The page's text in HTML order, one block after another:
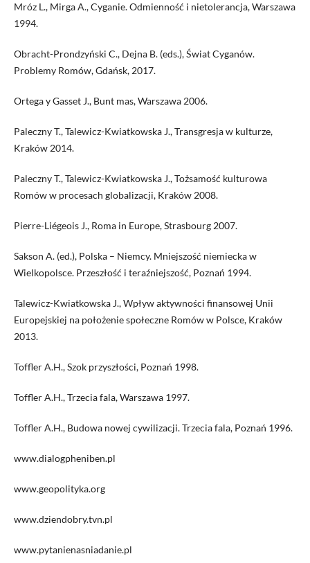
Mróz L., Mirga A., Cyganie. Odmienność i nietolerancja, Warszawa
1994.
Obracht-Prondzyński C., Dejna B. (eds.), Świat Cyganów.
Problemy Romów, Gdańsk, 2017.
Ortega y Gasset J., Bunt mas, Warszawa 2006.
Paleczny T., Talewicz-Kwiatkowska J., Transgresja w kulturze,
Kraków 2014.
Paleczny T., Talewicz-Kwiatkowska J., Tożsamość kulturowa
Romów w procesach globalizacji, Kraków 2008.
Pierre-Liégeois J., Roma in Europe, Strasbourg 2007.
Sakson A. (ed.), Polska – Niemcy. Mniejszość niemiecka w
Wielkopolsce. Przeszłość i teraźniejszość, Poznań 1994.
Talewicz-Kwiatkowska J., Wpływ aktywności finansowej Unii
Europejskiej na położenie społeczne Romów w Polsce, Kraków
2013.
Toffler A.H., Szok przyszłości, Poznań 1998.
Toffler A.H., Trzecia fala, Warszawa 1997.
Toffler A.H., Budowa nowej cywilizacji. Trzecia fala, Poznań 1996.
www.dialogpheniben.pl
www.geopolityka.org
www.dziendobry.tvn.pl
www.pytanienasniadanie.pl